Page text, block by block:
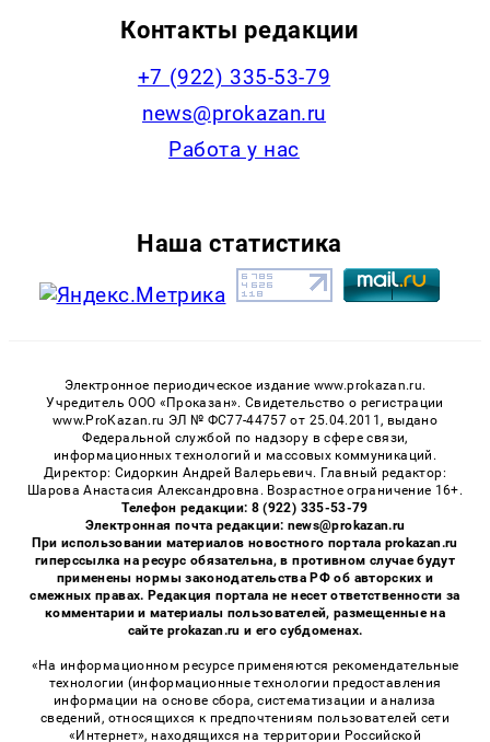
Контакты редакции
+7 (922) 335-53-79
news@prokazan.ru
Работа у нас
Наша статистика
Электронное периодическое издание www.prokazan.ru.
Учредитель ООО «Проказан». Cвидетельство о регистрации
www.ProKazan.ru ЭЛ № ФС77-44757 от 25.04.2011, выдано
Федеральной службой по надзору в сфере связи,
информационных технологий и массовых коммуникаций.
Директор: Сидоркин Андрей Валерьевич. Главный редактор:
Шарова Анастасия Александровна. Возрастное ограничение 16+.
Телефон редакции: 8 (922) 335-53-79
Электронная почта редакции: news@prokazan.ru
При использовании материалов новостного портала prokazan.ru
гиперссылка на ресурс обязательна, в противном случае будут
применены нормы законодательства РФ об авторских и
смежных правах. Редакция портала не несет ответственности за
комментарии и материалы пользователей, размещенные на
сайте prokazan.ru и его субдоменах.
«На информационном ресурсе применяются рекомендательные
технологии (информационные технологии предоставления
информации на основе сбора, систематизации и анализа
сведений, относящихся к предпочтениям пользователей сети
«Интернет», находящихся на территории Российской